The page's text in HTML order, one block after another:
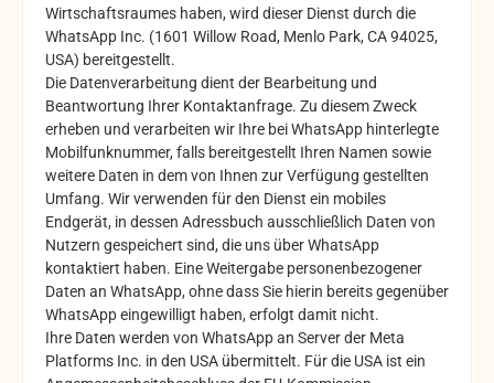
Wirtschaftsraumes haben, wird dieser Dienst durch die
WhatsApp Inc. (1601 Willow Road, Menlo Park, CA 94025,
USA) bereitgestellt.
Die Datenverarbeitung dient der Bearbeitung und
Beantwortung Ihrer Kontaktanfrage. Zu diesem Zweck
erheben und verarbeiten wir Ihre bei WhatsApp hinterlegte
Mobilfunknummer, falls bereitgestellt Ihren Namen sowie
weitere Daten in dem von Ihnen zur Verfügung gestellten
Umfang. Wir verwenden für den Dienst ein mobiles
Endgerät, in dessen Adressbuch ausschließlich Daten von
Nutzern gespeichert sind, die uns über WhatsApp
kontaktiert haben. Eine Weitergabe personenbezogener
Daten an WhatsApp, ohne dass Sie hierin bereits gegenüber
WhatsApp eingewilligt haben, erfolgt damit nicht.
Ihre Daten werden von WhatsApp an Server der Meta
Platforms Inc. in den USA übermittelt. Für die USA ist ein